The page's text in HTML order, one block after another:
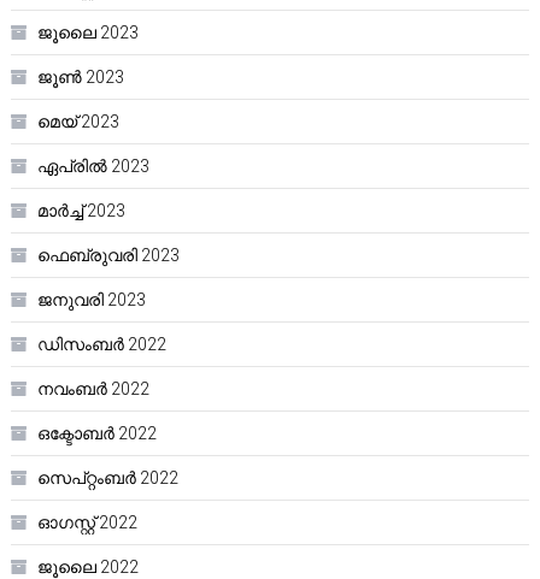
ജൂലൈ 2023
ജൂൺ 2023
മെയ്‌ 2023
ഏപ്രിൽ 2023
മാർച്ച്‌ 2023
ഫെബ്രുവരി 2023
ജനുവരി 2023
ഡിസംബർ 2022
നവംബർ 2022
ഒക്ടോബർ 2022
സെപ്റ്റംബർ 2022
ഓഗസ്റ്റ്‌ 2022
ജൂലൈ 2022